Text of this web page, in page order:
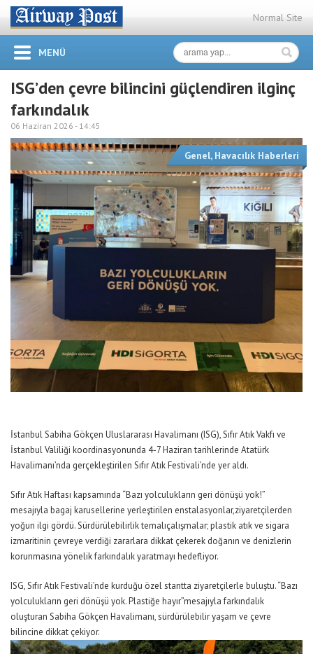
Normal Site
MENÜ
ISG’den çevre bilincini güçlendiren ilginç
farkındalık
06 Haziran 2026 - 14:45
Genel, Havacılık Haberleri
İstanbul Sabiha Gökçen Uluslararası Havalimanı (ISG), Sıfır Atık Vakfı ve
İstanbul Valiliği koordinasyonunda 4-7 Haziran tarihlerinde Atatürk
Havalimanı’nda gerçekleştirilen Sıfır Atık Festivali’nde yer aldı.
Sıfır Atık Haftası kapsamında “Bazı yolculukların geri dönüşü yok!”
mesajıyla bagaj karusellerine yerleştirilen enstalasyonlar,ziyaretçilerden
yoğun ilgi gördü.Sürdürülebilirlik temalıçalışmalar;plastik atık ve sigara
izmaritinin çevreye verdiği zararlara dikkat çekerek doğanın ve denizlerin
korunmasına yönelik farkındalık yaratmayı hedefliyor.
ISG, Sıfır Atık Festivali’nde kurduğu özel stantta ziyaretçilerle buluştu. “Bazı
yolculukların geri dönüşü yok. Plastiğe hayır”mesajıyla farkındalık
oluşturan Sabiha Gökçen Havalimanı, sürdürülebilir yaşam ve çevre
bilincine dikkat çekiyor.